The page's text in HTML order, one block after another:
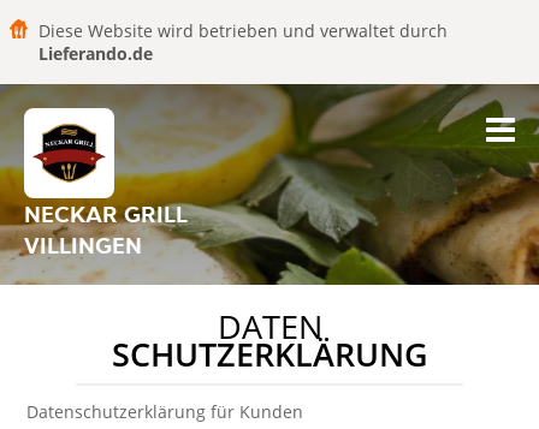
Diese Website wird betrieben und verwaltet durch
Lieferando.de
NECKAR GRILL
VILLINGEN
DATEN
SCHUTZERKLÄRUNG
Datenschutzerklärung für Kunden